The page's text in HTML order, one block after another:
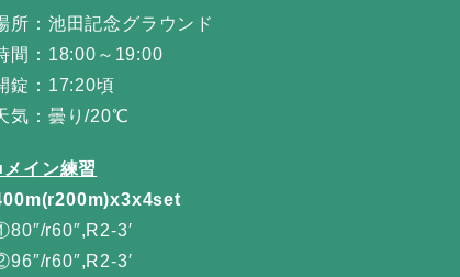
所：池田記念グラウンド
間：18:00～19:00
錠：17:20頃
気：曇り/20℃
メイン練習
r60″,R2-3′
r60″,R2-3′